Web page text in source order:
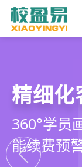
教培行
以学员为
教学到复
引擎
智能销
线索自动
化分析，
精细化
360°学员
能续费预
私域招
集成企微
裂变工具